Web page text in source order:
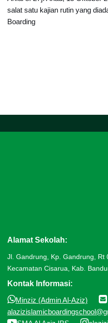
salat satu kajian rutin yang
Boarding
Alamat Sekolah:
Jl. Gandrung, Kp. Gandrung, Rt
Kecamatan Cisarua, Kab.
Kontak Informasi:
Minziz (Admin Al-Aziz) 